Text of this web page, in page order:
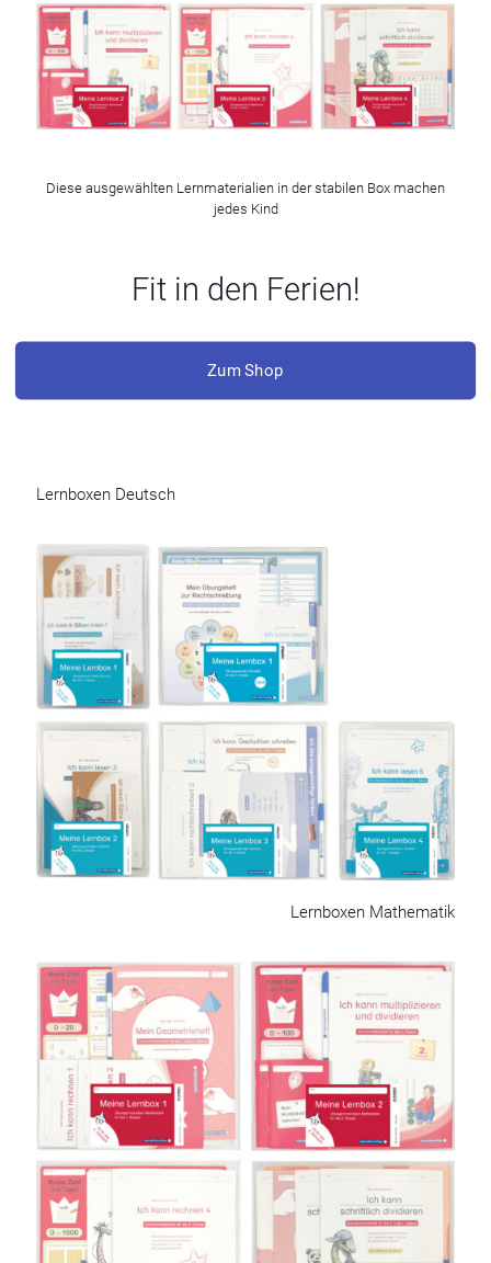
Diese ausgewählten Lernmaterialien in der stabilen Box machen
jedes Kind
Fit in den Ferien!
Zum Shop
Lernboxen Deutsch
Lernboxen Mathematik